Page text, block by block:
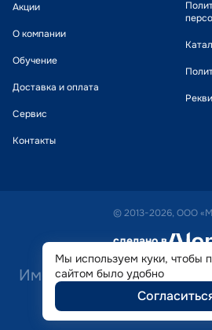
Акции
О компании
Обучение
Доставка и оплата
Сервис
Контакты
© 2013-2026, ООО
сделано в alente
Имеются
консультация
Мы используем куки, чтобы
сайтом было удобно